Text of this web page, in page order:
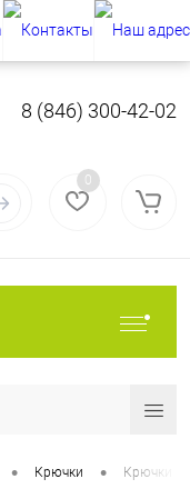
8 (846) 300-42-02
0
• Крючки • Крючки